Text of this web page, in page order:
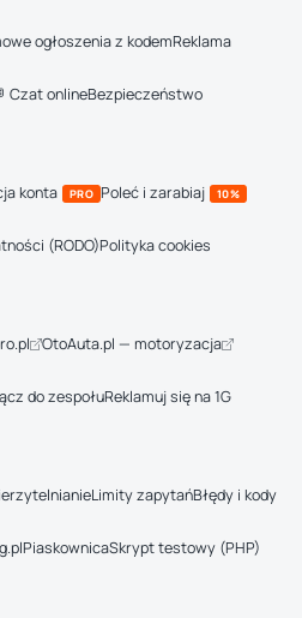
ogłoszenia z kodemReklama
Czat onlineBezpieczeństwo
konta PRO Poleć i zarabiaj 10%
(RODO)Polityka cookies
OtoAuta.pl — motoryzacja
do zespołuReklamuj się na 1G
Limity zapytańBłędy i kody
PiaskownicaSkrypt testowy (PHP)